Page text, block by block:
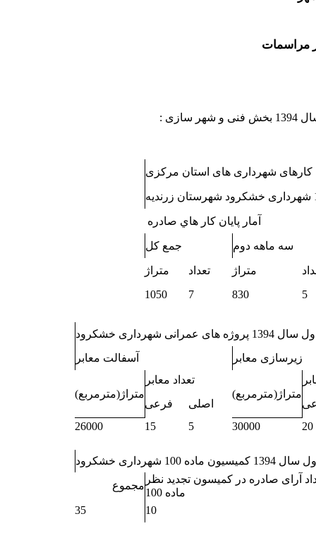
سازی :
آمار پايان كار هاي صادره
سه ماهه دوم جمع کل
متراژ تعداد
متراژ
5
830
7
1050
زیرسازی معابر
آسفالت معابر
متراژ(مترمربع)
تعداد معابر
متراژ(مترمربع)
اصلی
فرعی
20
30000
5
15
26000
آرای صادره در کمیسون تجدید نظر
ماده 100
مجموع
10
35